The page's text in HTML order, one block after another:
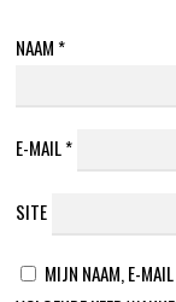
NAAM *
E-MAIL*
SITE
MIJN NAAM, E-